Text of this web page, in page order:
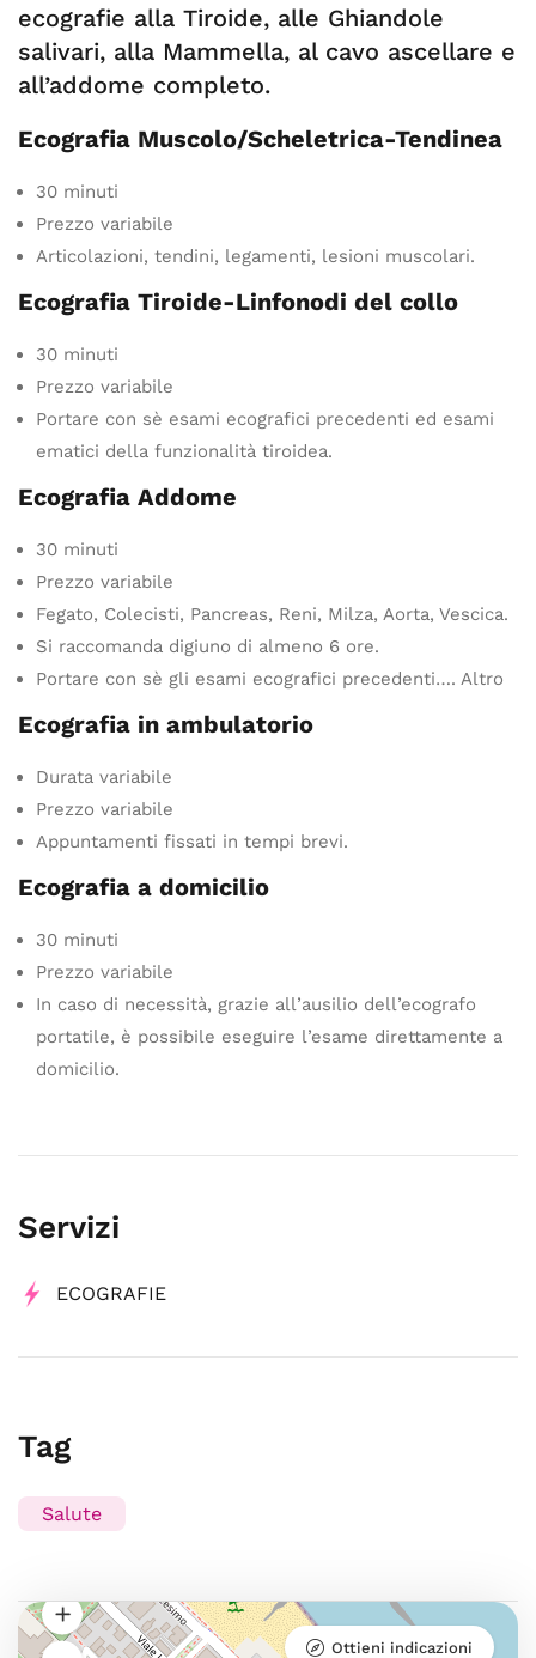
ecografie alla Tiroide, alle Ghiandole
salivari, alla Mammella, al cavo ascellare e
all’addome completo.
Ecografia Muscolo/Scheletrica-Tendinea
30 minuti
Prezzo variabile
Articolazioni, tendini, legamenti, lesioni muscolari.
Ecografia Tiroide-Linfonodi del collo
30 minuti
Prezzo variabile
Portare con sè esami ecografici precedenti ed esami
ematici della funzionalità tiroidea.
Ecografia Addome
30 minuti
Prezzo variabile
Fegato, Colecisti, Pancreas, Reni, Milza, Aorta, Vescica.
Si raccomanda digiuno di almeno 6 ore.
Portare con sè gli esami ecografici precedenti…. Altro
Ecografia in ambulatorio
Durata variabile
Prezzo variabile
Appuntamenti fissati in tempi brevi.
Ecografia a domicilio
30 minuti
Prezzo variabile
In caso di necessità, grazie all’ausilio dell’ecografo
portatile, è possibile eseguire l’esame direttamente a
domicilio.
Servizi
ECOGRAFIE
Tag
Salute
Ottieni indicazioni